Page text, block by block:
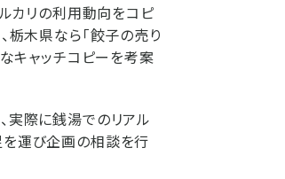
カリの利用動向をコピ
栃木県なら「餃子の売り
なキャッチコピーを考案
実際に銭湯でのリアル
を運び企画の相談を行